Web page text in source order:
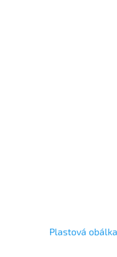
Plastová